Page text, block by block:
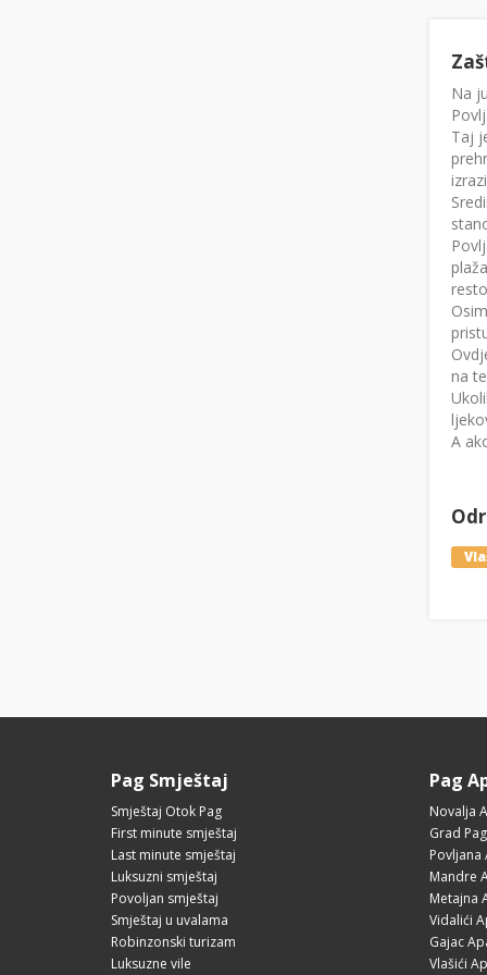
Na
Taj
na
A
Pag Smještaj
Smještaj Otok Pag
First minute smještaj
Last minute smještaj
Luksuzni smještaj
Povoljan smještaj
Smještaj u uvalama
Robinzonski turizam
Luksuzne vile
Pag
Novalja
Grad
Mandre
Metajna
Vidalići
Gajac
Vlašići